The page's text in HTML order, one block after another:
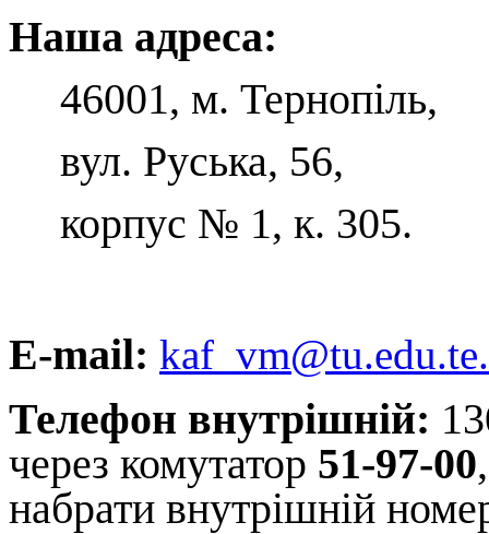
Наша адреса:
46001, м. Тернопіль,
вул. Руська, 56,
корпус № 1, к. 305.
E-mail:
Телефон внутрішній:
через комутатор 51-97-00
набрати внутрішній